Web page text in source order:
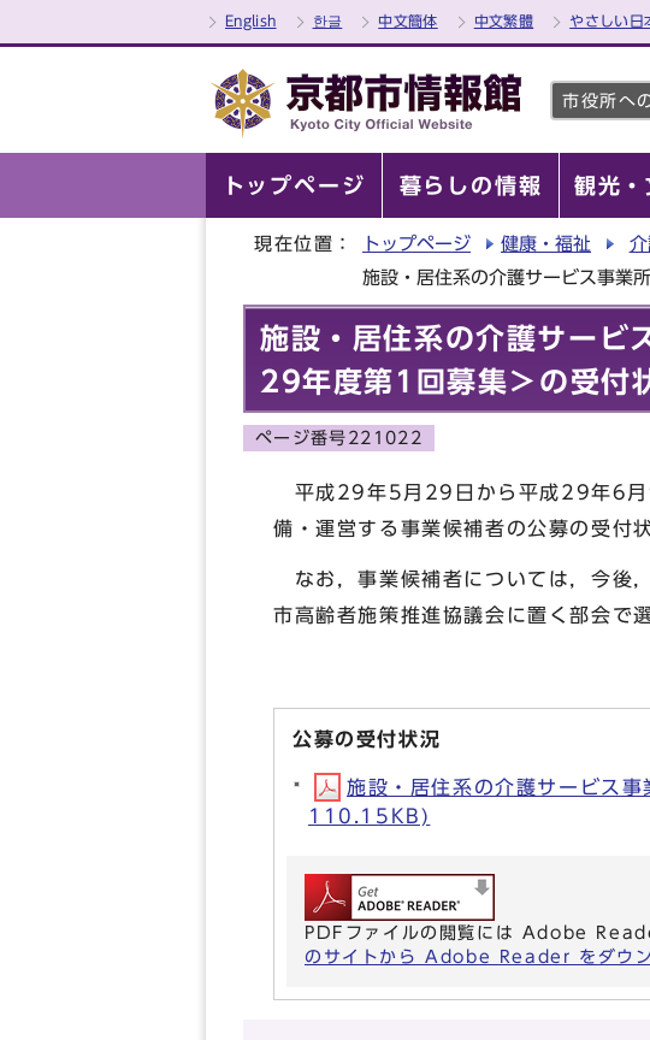
English 한글 中文簡体 中文繁體 やさしい日
市役所へ
トップページ 暮らしの情報 観光・
現在位置： トップページ 健康・福祉
施設・居住系の介護サービス事業
施設・居住系の介護サービ
29年度第1回募集＞の受付
ページ番号221022
平成29年5月29日から平成29年6月9
備・運営する事業候補者の公募の受付
なお，事業候補者については，今後
市高齢者施策推進協議会に置く部会で
公募の受付状況
施設・居住系の介護サービス
110.15KB)
PDFファイルの閲覧には Adobe
のサイトから Adobe Reader をダウン